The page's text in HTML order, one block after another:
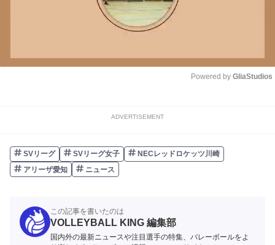
Powered by GliaStudios
ADVERTISEMENT
SVリーグ SVリーグ女子
NECレッドロケッツ川崎
アリーザ愛知
ニュース
この記事を書いたのは
VOLLEYBALL KING 編集部
国内外の最新ニュースや注目選手の特集、バレーボールをよ